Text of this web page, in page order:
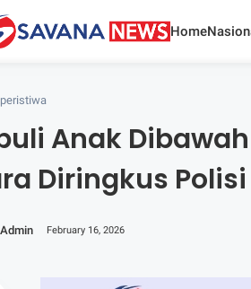
Home
peristiwa
Anak
Diringkus Polisi
Admin February 16, 2026